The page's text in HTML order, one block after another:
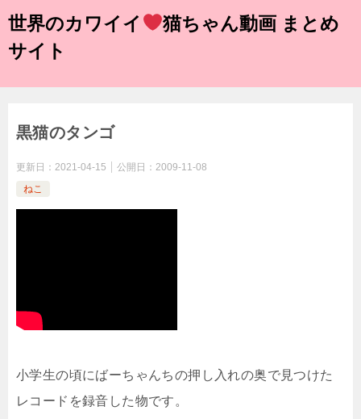
世界のカワイイ
猫ちゃん動画 まとめ
サイト
黒猫のタンゴ
更新日： 2021-04-15 公開日： 2009-11-08
ねこ
小学生の頃にばーちゃんちの押し入れの奥で見つけた
レコードを録音した物です。